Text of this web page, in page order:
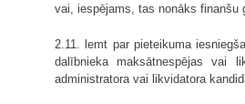
vai, iespējams, tas nonāks finanšu
2.11. lemt par pieteikuma
dalībnieka maksātnespējas vai
administratora vai likvidatora